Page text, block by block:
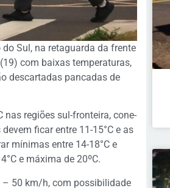
Sul, na retaguarda da frente
com baixas temperaturas,
descartadas pancadas de
nas regiões sul-fronteira, cone-
ficar entre 11-15°C e as
mínimas entre 14-18°C e
e máxima de 20ºC.
– 50 km/h, com possibilidade